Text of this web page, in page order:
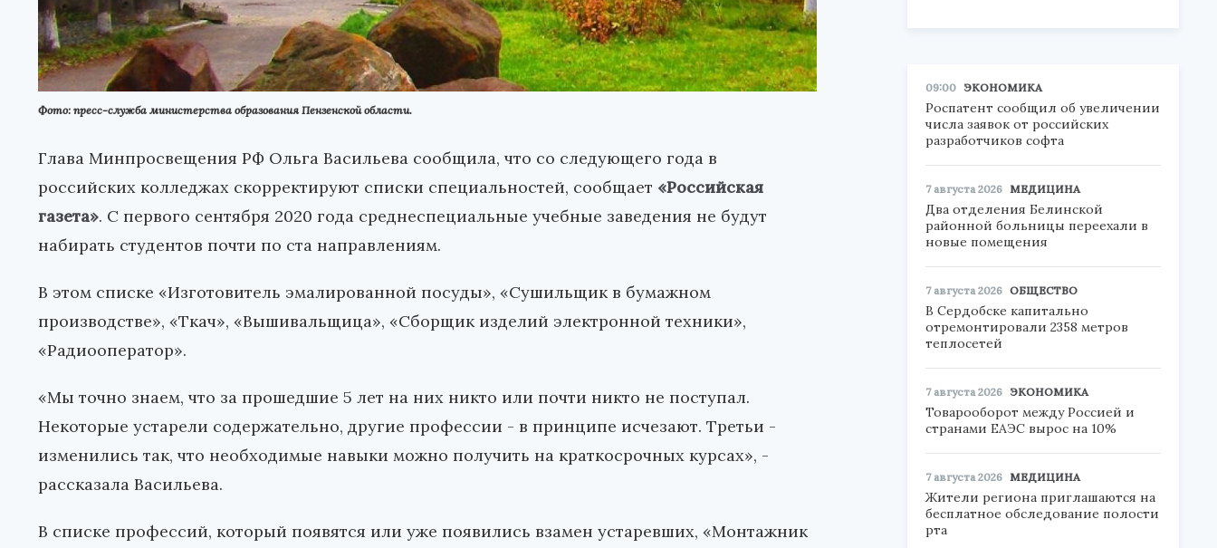
Фото: пресс-служба министерства образования Пензенской области.
Глава Минпросвещения РФ Ольга Васильева сообщила, что со следующего года в
российских колледжах скорректируют списки специальностей, сообщает «Российская
газета». С первого сентября 2020 года среднеспециальные учебные заведения не будут
набирать студентов почти по ста направлениям.
В этом списке «Изготовитель эмалированной посуды», «Сушильщик в бумажном
производстве», «Ткач», «Вышивальщица», «Сборщик изделий электронной техники»,
«Радиооператор».
«Мы точно знаем, что за прошедшие 5 лет на них никто или почти никто не поступал.
Некоторые устарели содержательно, другие профессии - в принципе исчезают. Третьи -
изменились так, что необходимые навыки можно получить на краткосрочных курсах», -
рассказала Васильева.
В списке профессий, который появятся или уже появились взамен устаревших, «Монтажник
09:00 ЭКОНОМИКА
Роспатент сообщил об увеличении
числа заявок от российских
разработчиков софта
7 августа 2026 МЕДИЦИНА
Два отделения Белинской
районной больницы переехали в
новые помещения
7 августа 2026 ОБЩЕСТВО
В Сердобске капитально
отремонтировали 2358 метров
теплосетей
7 августа 2026 ЭКОНОМИКА
Товарооборот между Россией и
странами ЕАЭС вырос на 10%
7 августа 2026 МЕДИЦИНА
Жители региона приглашаются на
бесплатное обследование полости
рта